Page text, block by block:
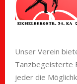
Unser Verein
Tanzbegeisterte
jeder die